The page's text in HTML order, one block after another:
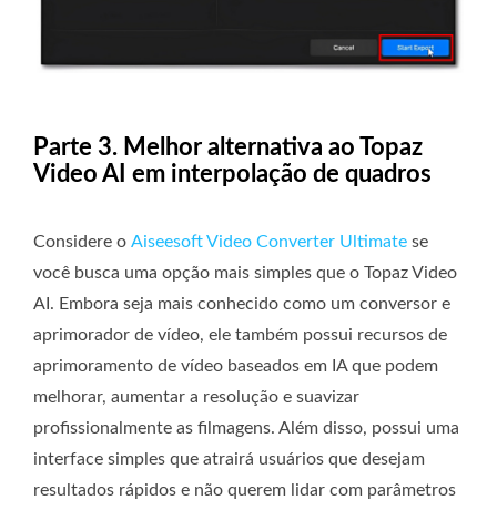
Parte 3. Melhor alternativa ao Topaz
Video AI em interpolação de quadros
Considere o Aiseesoft Video Converter Ultimate se
você busca uma opção mais simples que o Topaz Video
AI. Embora seja mais conhecido como um conversor e
aprimorador de vídeo, ele também possui recursos de
aprimoramento de vídeo baseados em IA que podem
melhorar, aumentar a resolução e suavizar
profissionalmente as filmagens. Além disso, possui uma
interface simples que atrairá usuários que desejam
resultados rápidos e não querem lidar com parâmetros